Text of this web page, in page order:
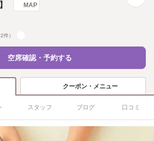
MAP
件）
空席確認・予約する
クーポン・メニュー
スタッフ ブログ 口コミ